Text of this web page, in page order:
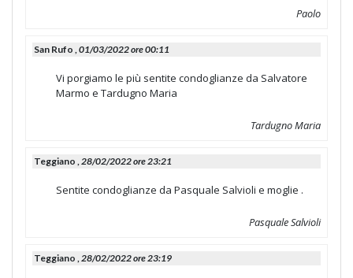
Paolo
San Rufo , 01/03/2022 ore 00:11
Vi porgiamo le più sentite condoglianze da Salvatore
Marmo e Tardugno Maria
Tardugno Maria
Teggiano , 28/02/2022 ore 23:21
Sentite condoglianze da Pasquale Salvioli e moglie .
Pasquale Salvioli
Teggiano , 28/02/2022 ore 23:19